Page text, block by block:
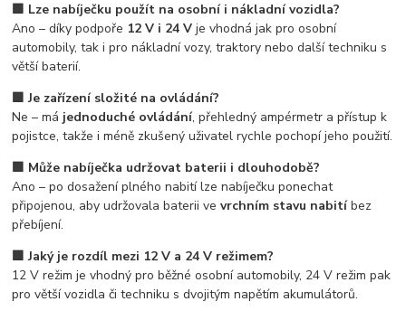
🟩 Lze nabíječku použít na osobní i nákladní vozidla?
Ano – díky podpoře 12 V i 24 V je vhodná jak pro osobní
automobily, tak i pro nákladní vozy, traktory nebo další techniku s
větší baterií.
🟩 Je zařízení složité na ovládání?
Ne – má jednoduché ovládání, přehledný ampérmetr a přístup k
pojistce, takže i méně zkušený uživatel rychle pochopí jeho použití.
🟩 Může nabíječka udržovat baterii i dlouhodobě?
Ano – po dosažení plného nabití lze nabíječku ponechat
připojenou, aby udržovala baterii vevrchním stavu nabitíbez
přebíjení.
🟩 Jaký je rozdíl mezi 12 V a 24 V režimem?
12 V režim je vhodný pro běžné osobní automobily, 24 V režim pak
pro větší vozidla či techniku s dvojitým napětím akumulátorů.